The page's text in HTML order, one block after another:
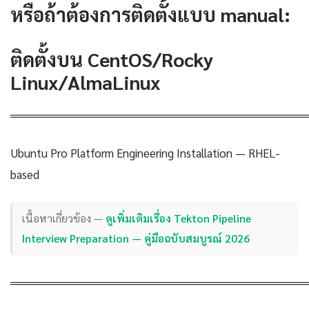
หรือถ้าต้องการติดตั้งแบบ manual:
ติดตั้งบน CentOS/Rocky
Linux/AlmaLinux
Ubuntu Pro Platform Engineering Installation — RHEL-
based
เนื้อหาเกี่ยวข้อง — ดูเพิ่มเติมเรื่อง Tekton Pipeline
Interview Preparation — คู่มือฉบับสมบูรณ์ 2026